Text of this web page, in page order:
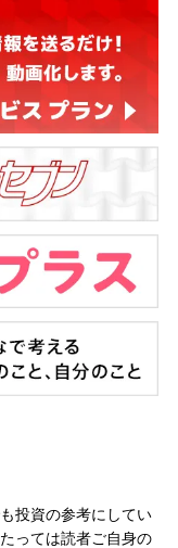
投資の参考にしてい
っては読者ご自身の